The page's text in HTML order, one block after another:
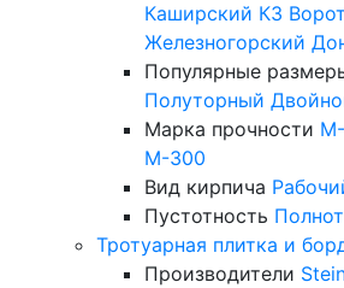
Каширский КЗ
Железногорский
Популярные
Полуторный
Марка прочности
М-300
Вид кирпича
Пустотность
Тротуарная плитка и
Производители